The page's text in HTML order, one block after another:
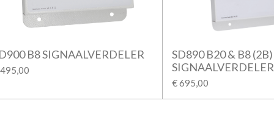
B8 SIGNAALVERDELER
SD890 B20 & B8 (2B)
SIGNAALVERDELER
€ 695,00